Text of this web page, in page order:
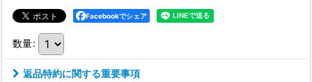
Facebookでシェア
数量:
返品特約に関する重要事項